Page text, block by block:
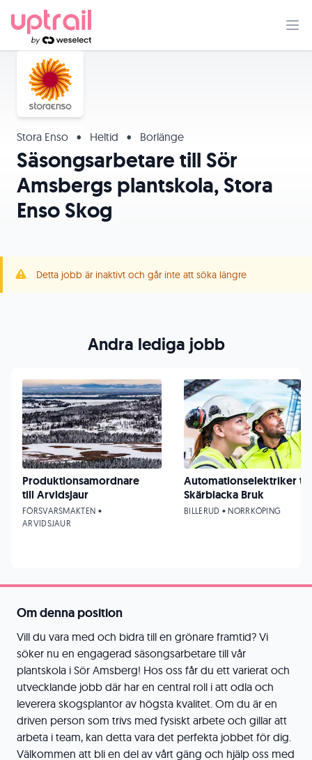
Stora Enso • Heltid • Borlänge
Säsongsarbetare till Sör
Amsbergs plantskola, Stora
Enso Skog
Detta jobb är inaktivt och går inte att söka längre
Om denna position
Vill du vara med och bidra till en grönare framtid? Vi
söker nu en engagerad säsongsarbetare till vår
plantskola i Sör Amsberg! Hos oss får du ett varierat och
utvecklande jobb där har en central roll i att odla och
leverera skogsplantor av högsta kvalitet. Om du är en
driven person som trivs med fysiskt arbete och gillar att
arbeta i team, kan detta vara det perfekta jobbet för dig.
Välkommen att bli en del av vårt gäng och hjälp oss med
Andra lediga jobb
Produktionsamordnare
till Arvidsjaur
FÖRSVARSMAKTEN •
ARVIDSJAUR
Automationselektriker till
Skärblacka Bruk
BILLERUD • NORRKÖPING